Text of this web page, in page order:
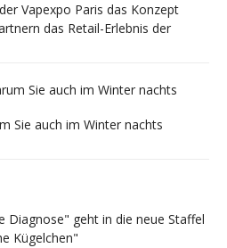
Vapexpo Paris das Konzept
das Retail-Erlebnis der
Sie auch im Winter nachts
Diagnose" geht in die neue Staffel
Kügelchen"